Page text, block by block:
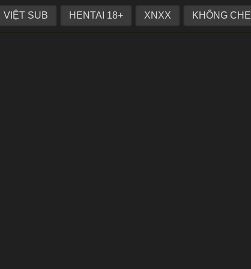
VIỆT SUB HENTAI 18+ XNXX KHÔNG CHE
thịt đổi lấy hợp đồng